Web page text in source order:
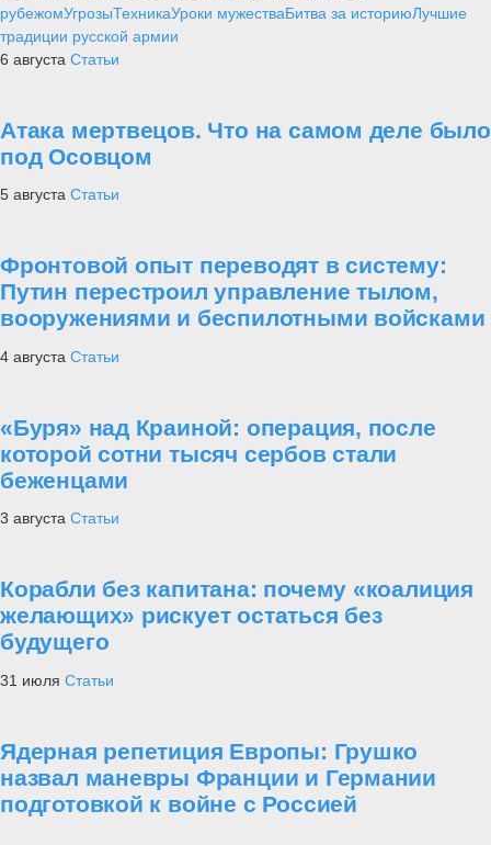
рубежомУгрозыТехникаУроки мужестваБитва за историюЛучшие
традиции русской армии
6 августа Статьи
Атака мертвецов. Что на самом деле было
под Осовцом
5 августа Статьи
Фронтовой опыт переводят в систему:
Путин перестроил управление тылом,
вооружениями и беспилотными войсками
4 августа Статьи
«Буря» над Краиной: операция, после
которой сотни тысяч сербов стали
беженцами
3 августа Статьи
Корабли без капитана: почему «коалиция
желающих» рискует остаться без
будущего
31 июля Статьи
Ядерная репетиция Европы: Грушко
назвал маневры Франции и Германии
подготовкой к войне с Россией